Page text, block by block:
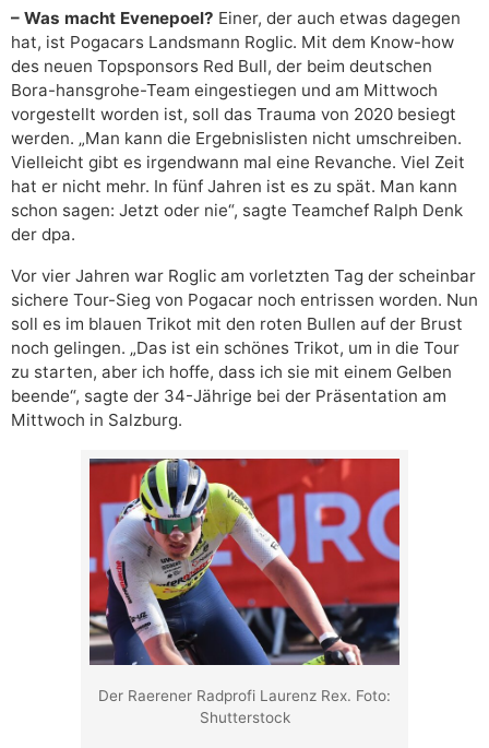
– Was macht Evenepoel? Einer, der auch etwas dagegen
hat, ist Pogacars Landsmann Roglic. Mit dem Know-how
des neuen Topsponsors Red Bull, der beim deutschen
Bora-hansgrohe-Team eingestiegen und am Mittwoch
vorgestellt worden ist, soll das Trauma von 2020 besiegt
werden. „Man kann die Ergebnislisten nicht umschreiben.
Vielleicht gibt es irgendwann mal eine Revanche. Viel Zeit
hat er nicht mehr. In fünf Jahren ist es zu spät. Man kann
schon sagen: Jetzt oder nie“, sagte Teamchef Ralph Denk
der dpa.
Vor vier Jahren war Roglic am vorletzten Tag der scheinbar
sichere Tour-Sieg von Pogacar noch entrissen worden. Nun
soll es im blauen Trikot mit den roten Bullen auf der Brust
noch gelingen. „Das ist ein schönes Trikot, um in die Tour
zu starten, aber ich hoffe, dass ich sie mit einem Gelben
beende“, sagte der 34-Jährige bei der Präsentation am
Mittwoch in Salzburg.
Der Raerener Radprofi Laurenz Rex. Foto:
Shutterstock